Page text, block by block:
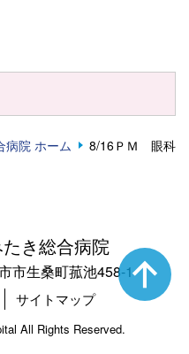
病院 ホーム 8/16ＰＭ 眼科
き総合病院
市生桑町菰池458-1
サイトマップ
All Rights Reserved.